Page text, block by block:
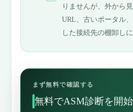
りませんが、外から
URL、古いポータル
した接続先の棚卸し
まず無料で確認する
無料でASM診断を開始